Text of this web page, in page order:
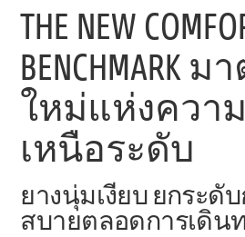
THE NEW
BENCHMARK
ใหม่แห่งควา
เหนือระดับ
ยางนุ่มเงียบ ยกระ
สบายตลอดการเดิน